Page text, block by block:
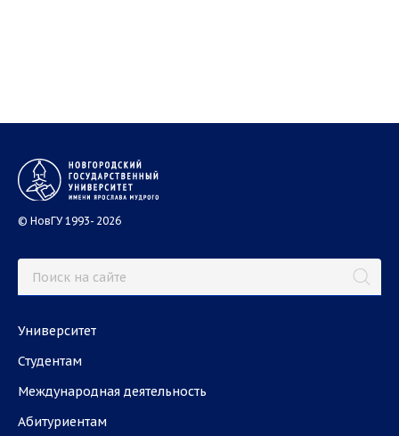
© НовГУ 1993- 2026
Университет
Студентам
Международная деятельность
Абитуриентам